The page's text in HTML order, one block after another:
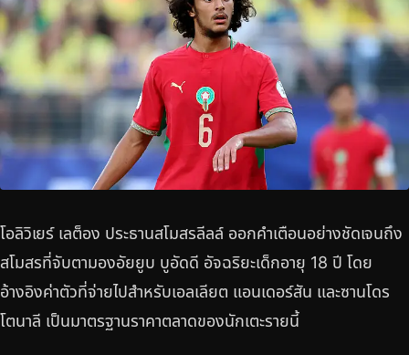
โอลิวิเยร์ เลต็อง ประธานสโมสรลีลล์ ออกคำเตือนอย่างชัดเจนถึง
สโมสรที่จับตามองอัยยูบ บูอัดดี อัจฉริยะเด็กอายุ 18 ปี โดย
อ้างอิงค่าตัวที่จ่ายไปสำหรับเอลเลียต แอนเดอร์สัน และซานโดร
โตนาลี เป็นมาตรฐานราคาตลาดของนักเตะรายนี้